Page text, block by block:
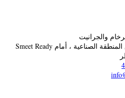
والجرانيت
48 الجانب الأيمن المنطقة الصناعية ، أمام Smeet Ready